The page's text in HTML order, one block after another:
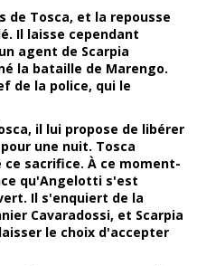
de Tosca, et la repousse
Il laisse cependant
agent de Scarpia
la bataille de Marengo.
de la police, qui le
il lui propose de libérer
une nuit. Tosca
sacrifice. À ce moment-
qu'Angelotti s'est
Il s'enquiert de la
Cavaradossi, et Scarpia
le choix d'accepter